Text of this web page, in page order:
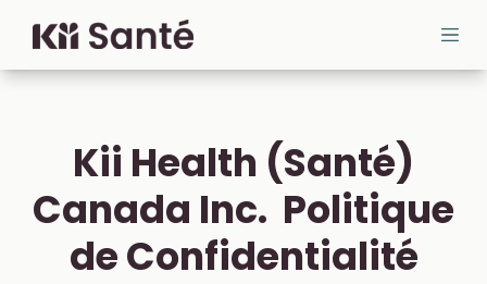
Cloud MD - return home
Kii Health (Santé)
Canada Inc. Politique
de Confidentialité